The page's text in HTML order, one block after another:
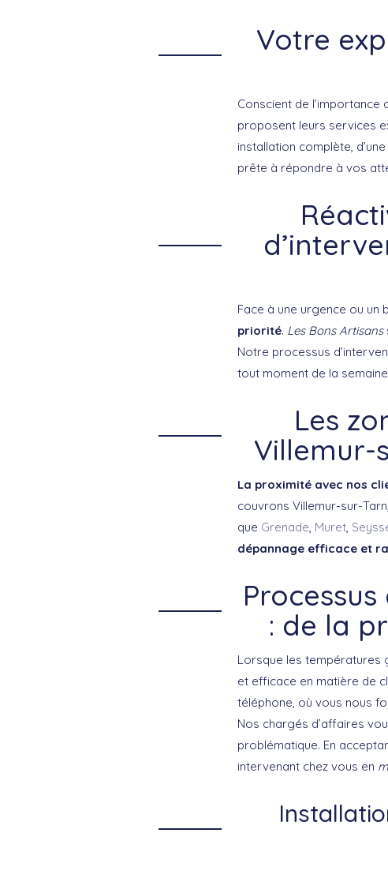
Votre
Conscient de
proposent leurs services
installation complète,
prête à répondre à vos
Face à une urgence ou un
priorité. Les Bons Artisans
Notre processus
tout moment de la
Les
Villemur-
La proximité avec nos
couvrons Villemur-sur-
que Grenade, Muret,
dépannage efficace et
: de la
Lorsque les températures
et efficace en matière de
téléphone, où vous nous
Nos chargés d’affaires
problématique. En
intervenant chez vous en